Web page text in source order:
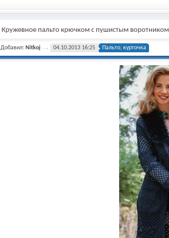
Кружевное пальто крючком с пушистым воротником
Добавил: Nitkoj 04.10.2013 16:25 Пальто, курточка